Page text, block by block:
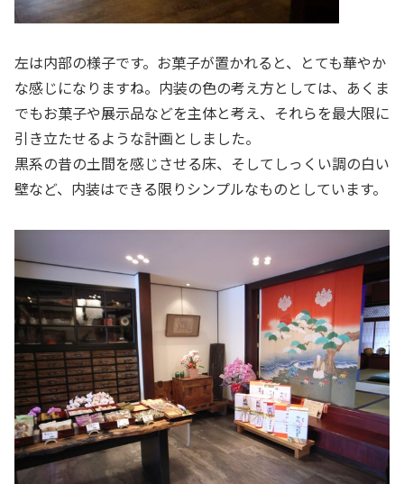
左は内部の様子です。お菓子が置かれると、とても華やか
な感じになりますね。内装の色の考え方としては、あくま
でもお菓子や展示品などを主体と考え、それらを最大限に
引き立たせるような計画としました。
黒系の昔の土間を感じさせる床、そしてしっくい調の白い
壁など、内装はできる限りシンプルなものとしています。